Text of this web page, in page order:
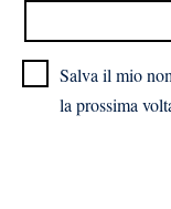
Salva il mio
la prossima